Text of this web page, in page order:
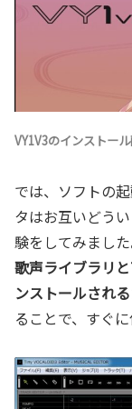
VY1V3のインストー
では、ソフトの
タはお互いどう
験をしてみまし
歌声ライブラリ
ンストールされる
ることで、すぐ